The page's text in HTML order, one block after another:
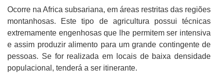
Ocorre na Africa subsariana, em áreas restritas das regiões
montanhosas. Este tipo de agricultura possui técnicas
extremamente engenhosas que lhe permitem ser intensiva
e assim produzir alimento para um grande contingente de
pessoas. Se for realizada em locais de baixa densidade
populacional, tenderá a ser itinerante.